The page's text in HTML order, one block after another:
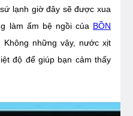
lạnh giờ đây sẽ được xua
làm ấm bệ ngồi của BỒN
Không những vậy, nước xịt
độ để giúp bạn cảm thấy